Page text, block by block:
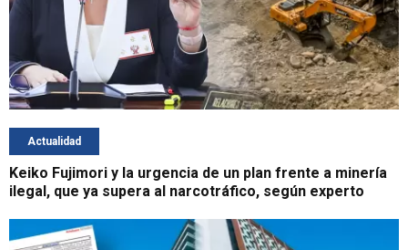
Actualidad
Keiko Fujimori y la urgencia de un plan frente a minería
ilegal, que ya supera al narcotráfico, según experto